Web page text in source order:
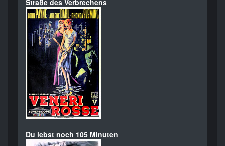
Straße des Verbrechens
Du lebst noch 105 Minuten